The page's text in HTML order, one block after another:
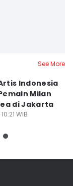
See More
Indonesia
Milan
di Jakarta
WIB